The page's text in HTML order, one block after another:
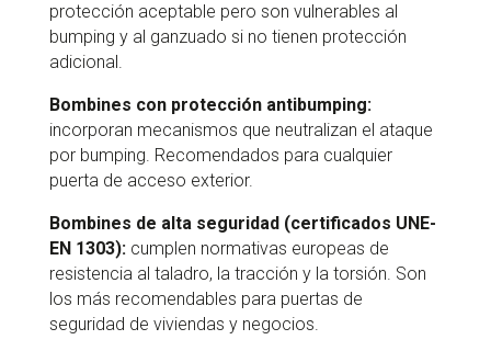
protección aceptable pero son vulnerables al
bumping y al ganzuado si no tienen protección
adicional.
Bombines con protección antibumping:
incorporan mecanismos que neutralizan el ataque
por bumping. Recomendados para cualquier
puerta de acceso exterior.
Bombines de alta seguridad (certificados UNE-
EN 1303):cumplen normativas europeas de
resistencia al taladro, la tracción y la torsión. Son
los más recomendables para puertas de
seguridad de viviendas y negocios.